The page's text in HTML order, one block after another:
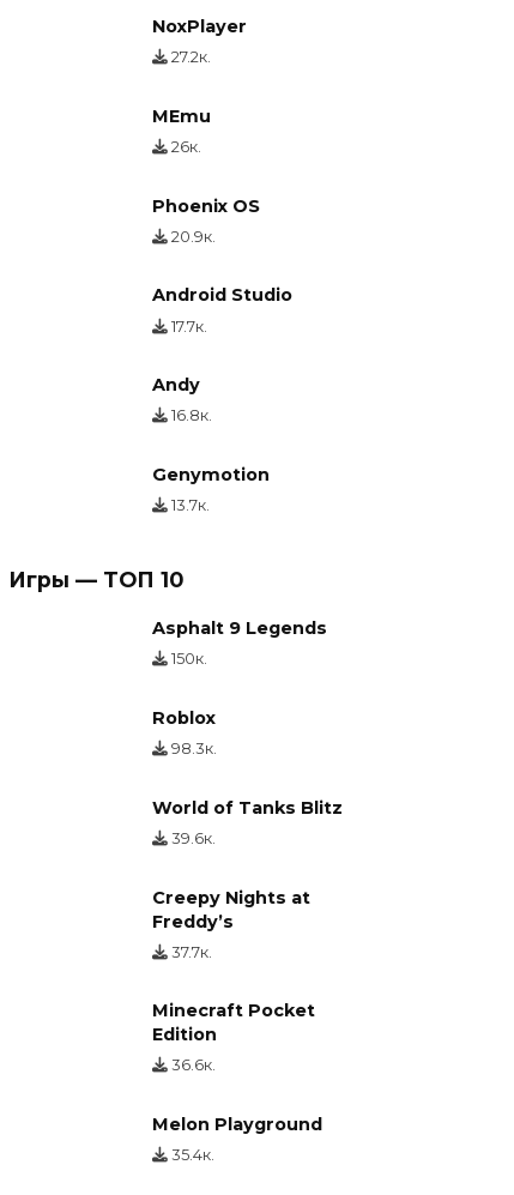
NoxPlayer
27.2к.
MEmu
26к.
Phoenix OS
20.9к.
Android Studio
17.7к.
Andy
16.8к.
Genymotion
13.7к.
Игры — ТОП 10
Asphalt 9 Legends
150к.
Roblox
98.3к.
World of Tanks Blitz
39.6к.
Creepy Nights at
Freddy’s
37.7к.
Minecraft Pocket
Edition
36.6к.
Melon Playground
35.4к.